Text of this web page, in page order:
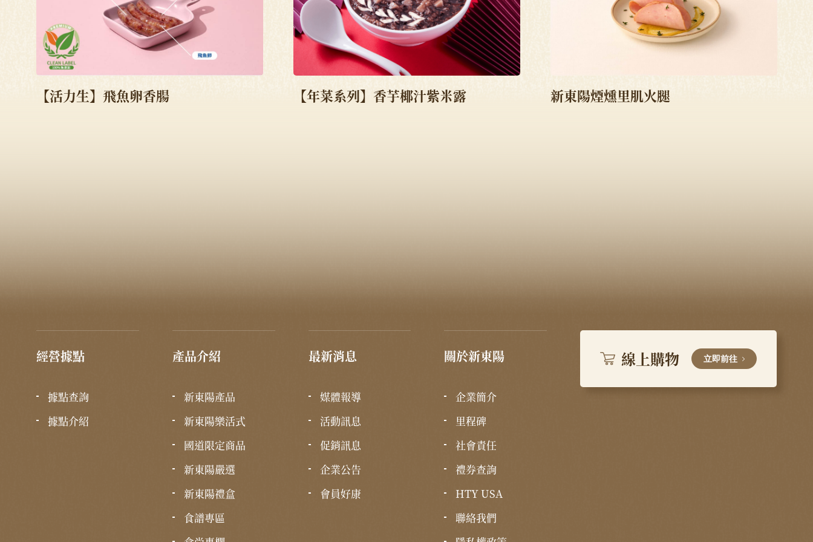
【活力生】飛魚卵香腸 【年菜系列】香芋椰汁紫米露 新東陽煙燻里肌火腿
經營據點
據點查詢
據點介紹
產品介紹
新東陽產品
新東陽樂活式
國道限定商品
新東陽嚴選
新東陽禮盒
食譜專區
最新消息
媒體報導
活動訊息
促銷訊息
企業公告
會員好康
關於新東陽
企業簡介
里程碑
社會責任
禮券查詢
HTY USA
聯絡我們
線上購物 立即前往